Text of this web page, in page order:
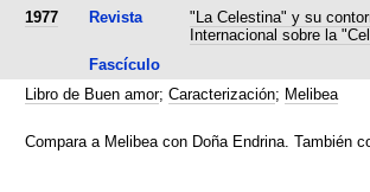
1977 Revista
"La Celestina" y su
Internacional sobre la
Fascículo
Libro de Buen amor; Caracterización; Melibea
Compara a Melibea con Doña Endrina. También